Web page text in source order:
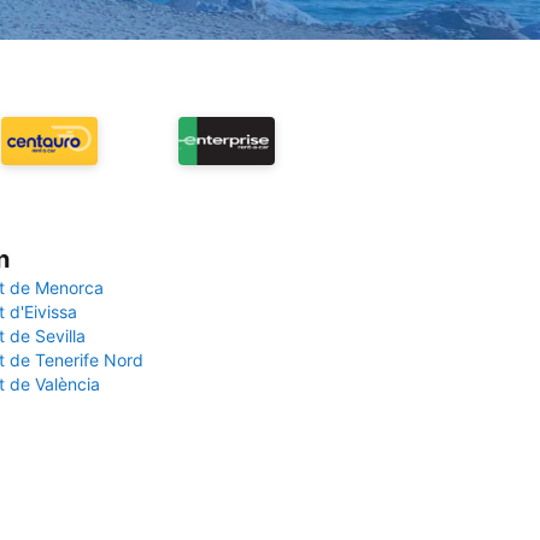
de Menorca
d'Eivissa
de Sevilla
de Tenerife Nord
de València